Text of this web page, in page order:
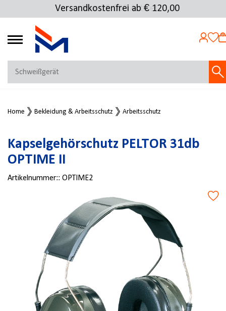
Über 25.000 Artikel
Versandkostenfrei ab € 120,00
4.69
MEIN KONTO
Jetzt anmelden
NEU BEI FMOSER?
Jetzt registrieren
Home Bekleidung & Arbeitsschutz Arbeitsschutz
Kapselgehörschutz PELTOR 31db
OPTIME II
Artikelnummer:: OPTIME2